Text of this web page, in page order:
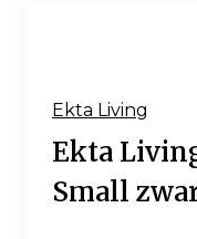
Ekta Living
Ekta
Small